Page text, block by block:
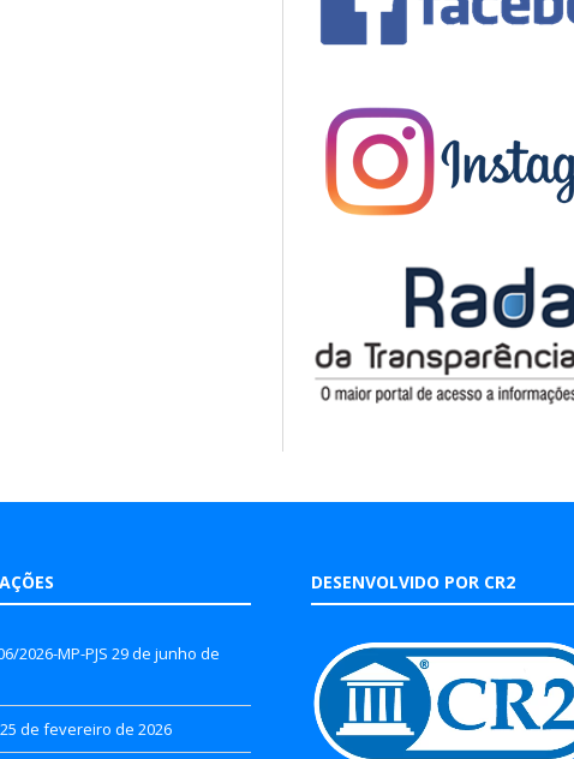
2026-MP-PJS 29 de junho de
25 de fevereiro de 2026
DESENVOLVIDO POR CR2